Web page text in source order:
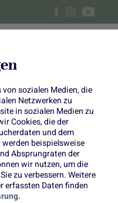
sozialen Medien, die
Netzwerken zu
in sozialen Medien zu
Cookies, die der
und dem
beispielsweise
Absprungraten der
wir nutzen, um die
zu verbessern. Weitere
erfassten Daten finden
mit